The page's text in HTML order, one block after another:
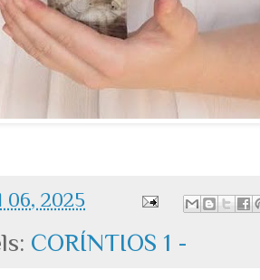
06, 2025
CORÍNTIOS 1 -